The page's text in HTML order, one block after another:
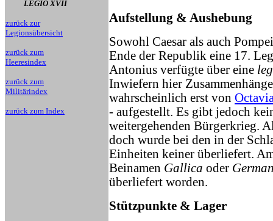
LEGIO XVII
zurück zur
Legionsübersicht
zurück zum
Heeresindex
zurück zum
Militärindex
zurück zum Index
Aufstellung & Aushebung
Sowohl Caesar als auch
Ende der Republik eine 17.
Antonius verfügte über eine
Inwiefern hier
wahrscheinlich erst von
- aufgestellt. Es gibt jedoch
weitergehenden Bürgerkrieg.
doch wurde bei den in der
Einheiten keiner überliefert.
Beinamen Gallica oder
überliefert worden.
Stützpunkte & Lager